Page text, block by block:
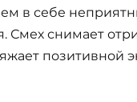
в себе
Смех снимает
позитивной